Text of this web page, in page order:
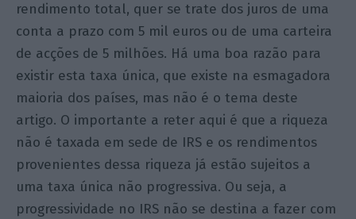
rendimento total, quer se trate dos juros de uma
conta a prazo com 5 mil euros ou de uma carteira
de acções de 5 milhões. Há uma boa razão para
existir esta taxa única, que existe na esmagadora
maioria dos países, mas não é o tema deste
artigo. O importante a reter aqui é que a riqueza
não é taxada em sede de IRS e os rendimentos
provenientes dessa riqueza já estão sujeitos a
uma taxa única não progressiva. Ou seja, a
progressividade no IRS não se destina a fazer com